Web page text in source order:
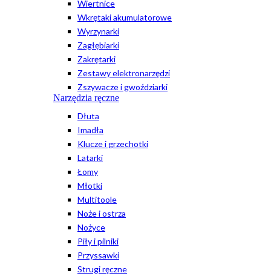
Wiertnice
Wkrętaki akumulatorowe
Wyrzynarki
Zagłębiarki
Zakrętarki
Zestawy elektronarzędzi
Zszywacze i gwoździarki
Narzędzia ręczne
Dłuta
Imadła
Klucze i grzechotki
Latarki
Łomy
Młotki
Multitoole
Noże i ostrza
Nożyce
Piły i pilniki
Przyssawki
Strugi ręczne